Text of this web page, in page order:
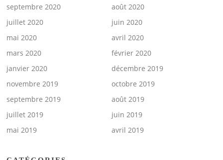
septembre 2020
août 2020
juillet 2020
juin 2020
mai 2020
avril 2020
mars 2020
février 2020
janvier 2020
décembre 2019
novembre 2019
octobre 2019
septembre 2019
août 2019
juillet 2019
juin 2019
mai 2019
avril 2019